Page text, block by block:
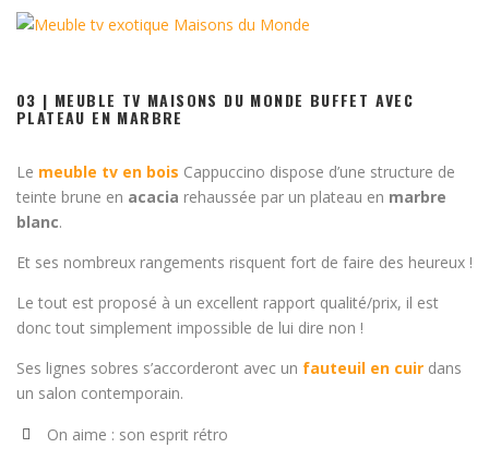
03 | MEUBLE TV MAISONS DU MONDE BUFFET AVEC
PLATEAU EN MARBRE
Le meuble tv en bois Cappuccino dispose d’une structure de
teinte brune en acacia rehaussée par un plateau en marbre
blanc.
Et ses nombreux rangements risquent fort de faire des heureux !
Le tout est proposé à un excellent rapport qualité/prix, il est
donc tout simplement impossible de lui dire non !
Ses lignes sobres s’accorderont avec un fauteuil en cuir dans
un salon contemporain.
On aime : son esprit rétro